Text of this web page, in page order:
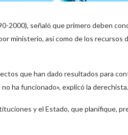
2000), señaló que primero deben
ministerio, así como de los recursos
que han dado resultados para
ha funcionado», explicó la derechista.
y el Estado, que planifique,